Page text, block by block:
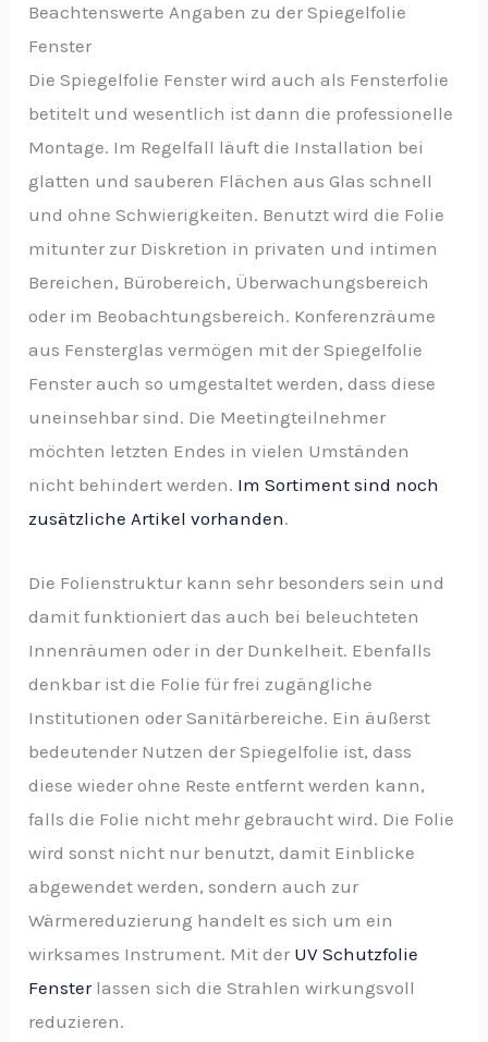
Beachtenswerte Angaben zu der Spiegelfolie
Fenster
Die Spiegelfolie Fenster wird auch als Fensterfolie
betitelt und wesentlich ist dann die professionelle
Montage. Im Regelfall läuft die Installation bei
glatten und sauberen Flächen aus Glas schnell
und ohne Schwierigkeiten. Benutzt wird die Folie
mitunter zur Diskretion in privaten und intimen
Bereichen, Bürobereich, Überwachungsbereich
oder im Beobachtungsbereich. Konferenzräume
aus Fensterglas vermögen mit der Spiegelfolie
Fenster auch so umgestaltet werden, dass diese
uneinsehbar sind. Die Meetingteilnehmer
möchten letzten Endes in vielen Umständen
nicht behindert werden. Im Sortiment sind noch
zusätzliche Artikel vorhanden.
Die Folienstruktur kann sehr besonders sein und
damit funktioniert das auch bei beleuchteten
Innenräumen oder in der Dunkelheit. Ebenfalls
denkbar ist die Folie für frei zugängliche
Institutionen oder Sanitärbereiche. Ein äußerst
bedeutender Nutzen der Spiegelfolie ist, dass
diese wieder ohne Reste entfernt werden kann,
falls die Folie nicht mehr gebraucht wird. Die Folie
wird sonst nicht nur benutzt, damit Einblicke
abgewendet werden, sondern auch zur
Wärmereduzierung handelt es sich um ein
wirksames Instrument. Mit der UV Schutzfolie
Fensterlassen sich die Strahlen wirkungsvoll
reduzieren.